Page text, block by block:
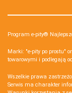
Program e-pity®
Marki: "e-pity po prostu"
towarowymi i podlegają
Wszelkie prawa
Serwis ma charakter